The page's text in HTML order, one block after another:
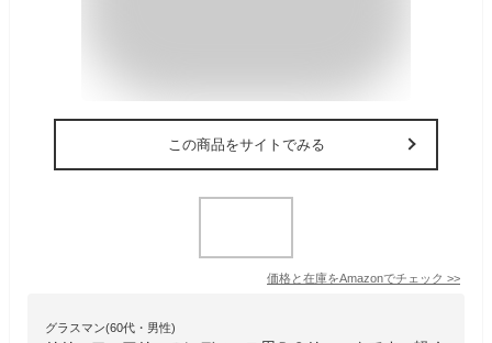
この商品をサイトでみる
価格と在庫をAmazonでチェック >>
グラスマン(60代・男性)